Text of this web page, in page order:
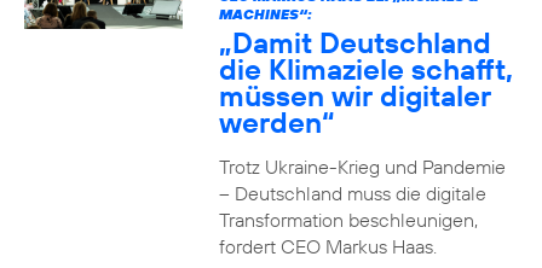
MACHINES“:
„Damit Deutschland
die Klimaziele schafft,
müssen wir digitaler
werden“
Trotz Ukraine-Krieg und Pandemie
– Deutschland muss die digitale
Transformation beschleunigen,
fordert CEO Markus Haas.